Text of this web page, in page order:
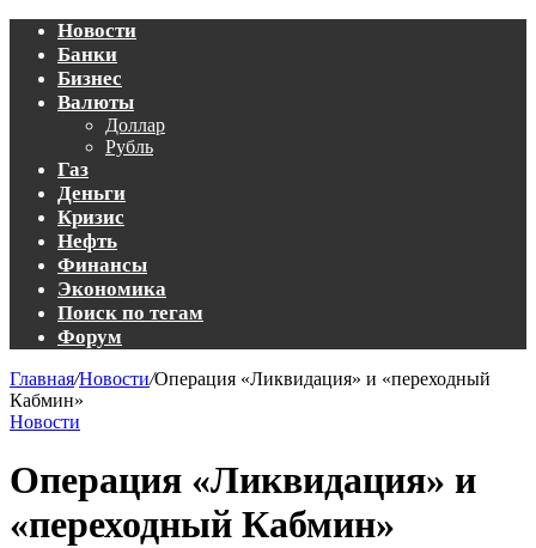
Новости
Банки
Бизнес
Валюты
Доллар
Рубль
Газ
Деньги
Кризис
Нефть
Финансы
Экономика
Поиск по тегам
Форум
Главная/Новости/Операция «Ликвидация» и «переходный
Кабмин»
Новости
Операция «Ликвидация» и
«переходный Кабмин»